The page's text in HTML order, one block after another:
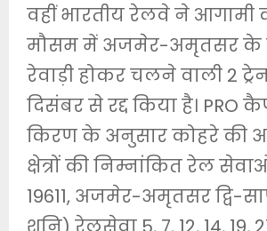
वहीं भारतीय रेलवे ने आगामी
मौसम में अजमेर-अमृतसर के
रेवाड़ी होकर चलने वाली 2
दिसंबर से रद्द किया है। PRO
किरण के अनुसार कोहरे की
क्षेत्रों की निम्नांकित रेल
19611, अजमेर-अमृतसर द्वि-